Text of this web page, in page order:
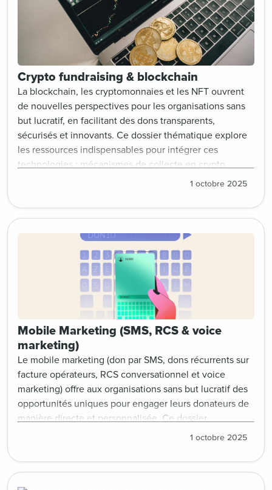
Crypto fundraising & blockchain
La blockchain, les cryptomonnaies et les NFT ouvrent
de nouvelles perspectives pour les organisations sans
but lucratif, en facilitant des dons transparents,
sécurisés et innovants. Ce dossier thématique explore
les ressources indispensables pour intégrer ces
technologies : mécanismes de collecte en crypto,
création de NFT solidaires, études de cas, enjeux
1 octobre 2025
Mobile Marketing (SMS, RCS & voice
marketing)
Le mobile marketing (don par SMS, dons récurrents sur
facture opérateurs, RCS conversationnel et voice
marketing) offre aux organisations sans but lucratif des
opportunités uniques pour engager leurs donateurs de
manière directe et personnalisée. Ce dossier
thématique centralise des ressources clés pour
et études sur le don SMS, focus sur le don récurrent sur
facture opérateurs, innovation du RCS avec le paiement
1 octobre 2025